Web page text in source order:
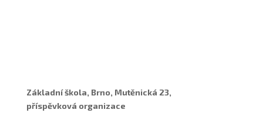
Základní škola, Brno, Mutěnická 23,
příspěvková organizace